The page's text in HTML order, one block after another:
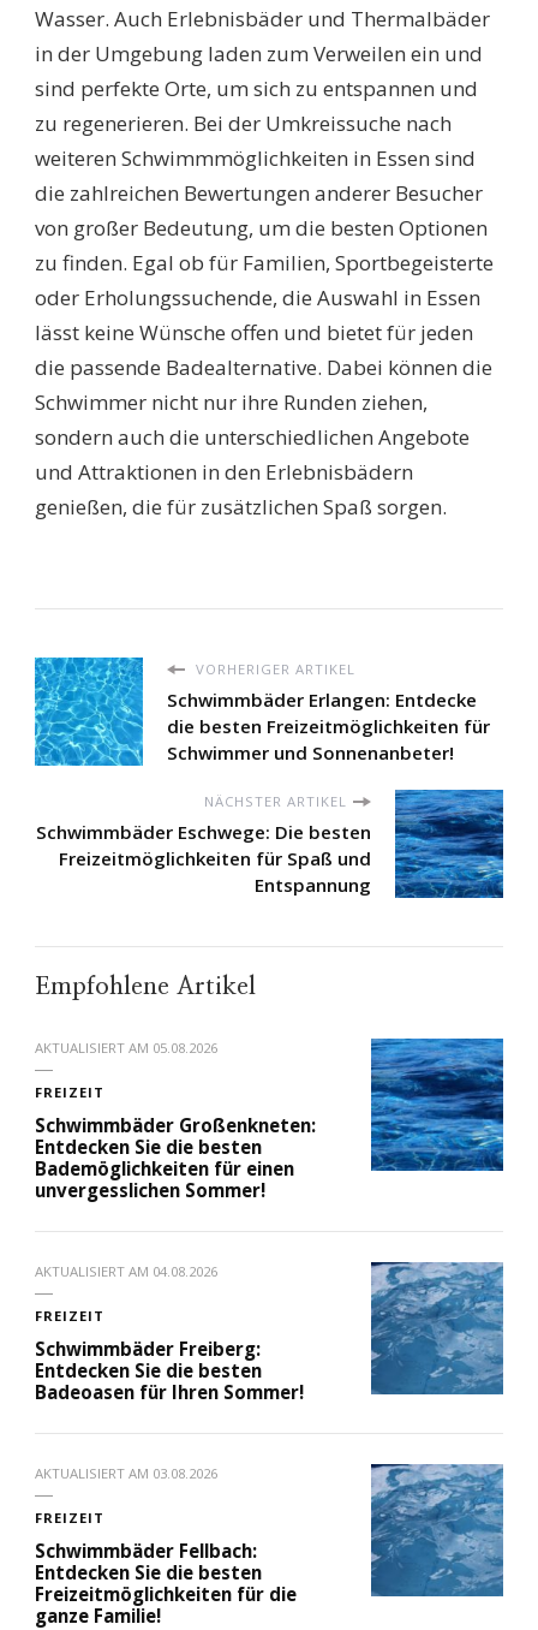
Wasser. Auch Erlebnisbäder und Thermalbäder
in der Umgebung laden zum Verweilen ein und
sind perfekte Orte, um sich zu entspannen und
zu regenerieren. Bei der Umkreissuche nach
weiteren Schwimmmöglichkeiten in Essen sind
die zahlreichen Bewertungen anderer Besucher
von großer Bedeutung, um die besten Optionen
zu finden. Egal ob für Familien, Sportbegeisterte
oder Erholungssuchende, die Auswahl in Essen
lässt keine Wünsche offen und bietet für jeden
die passende Badealternative. Dabei können die
Schwimmer nicht nur ihre Runden ziehen,
sondern auch die unterschiedlichen Angebote
und Attraktionen in den Erlebnisbädern
genießen, die für zusätzlichen Spaß sorgen.
VORHERIGER ARTIKEL
Schwimmbäder Erlangen: Entdecke
die besten Freizeitmöglichkeiten für
Schwimmer und Sonnenanbeter!
NÄCHSTER ARTIKEL
Schwimmbäder Eschwege: Die besten
Freizeitmöglichkeiten für Spaß und
Entspannung
Empfohlene Artikel
AKTUALISIERT AM 05.08.2026
FREIZEIT
Schwimmbäder Großenkneten:
Entdecken Sie die besten
Bademöglichkeiten für einen
unvergesslichen Sommer!
AKTUALISIERT AM 04.08.2026
FREIZEIT
Schwimmbäder Freiberg:
Entdecken Sie die besten
Badeoasen für Ihren Sommer!
AKTUALISIERT AM 03.08.2026
FREIZEIT
Schwimmbäder Fellbach:
Entdecken Sie die besten
Freizeitmöglichkeiten für die
ganze Familie!